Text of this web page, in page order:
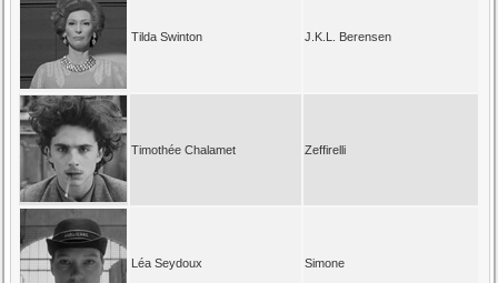
Tilda Swinton J.K.L. Berensen
Timothée Chalamet Zeffirelli
Léa Seydoux Simone